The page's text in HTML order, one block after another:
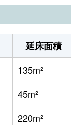
延床面積
135m²
45m²
220m²